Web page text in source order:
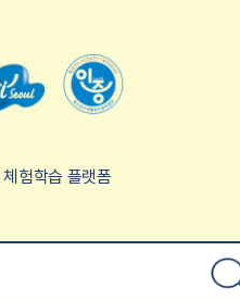
험학습 플랫폼